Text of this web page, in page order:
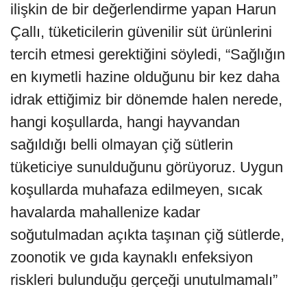
ilişkin de bir değerlendirme yapan Harun
Çallı, tüketicilerin güvenilir süt ürünlerini
tercih etmesi gerektiğini söyledi, “Sağlığın
en kıymetli hazine olduğunu bir kez daha
idrak ettiğimiz bir dönemde halen nerede,
hangi koşullarda, hangi hayvandan
sağıldığı belli olmayan çiğ sütlerin
tüketiciye sunulduğunu görüyoruz. Uygun
koşullarda muhafaza edilmeyen, sıcak
havalarda mahallenize kadar
soğutulmadan açıkta taşınan çiğ sütlerde,
zoonotik ve gıda kaynaklı enfeksiyon
riskleri bulunduğu gerçeği unutulmamalı”